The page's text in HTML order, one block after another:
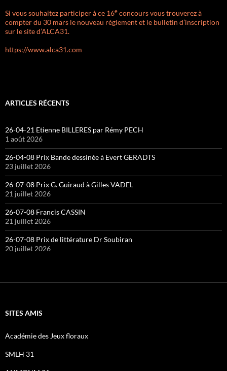
Si vous souhaitez participer à ce 16e concours vous trouverez à
compter du 30 mars le nouveau règlement et le bulletin d’inscription
sur le site d’ALCA31.
https://www.alca31.com
ARTICLES RÉCENTS
26-04-21 Etienne BILLERES par Rémy PECH
1 août 2026
26-04-08 Prix Bande dessinée à Evert GERADTS
23 juillet 2026
26-07-08 Prix G. Guiraud à Gilles VADEL
21 juillet 2026
26-07-08 Francis CASSIN
21 juillet 2026
26-07-08 Prix de littérature Dr Soubiran
20 juillet 2026
SITES AMIS
Académie des Jeux floraux
SMLH 31